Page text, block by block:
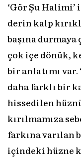
‘Gör Şu Halimi’
derin kalp
başına durmaya
çok içe dönük,
bir anlatımı var.
daha farklı bir
hissedilen
kırılmamıza
farkına varılan
içindeki hüzne